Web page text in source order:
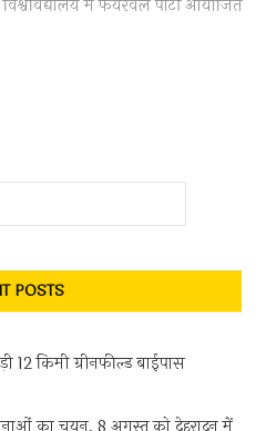
विश्वविद्यालय में फेयरवेल पार्टी आयोजित
POSTS
12 किमी ग्रीनफील्ड बाईपास